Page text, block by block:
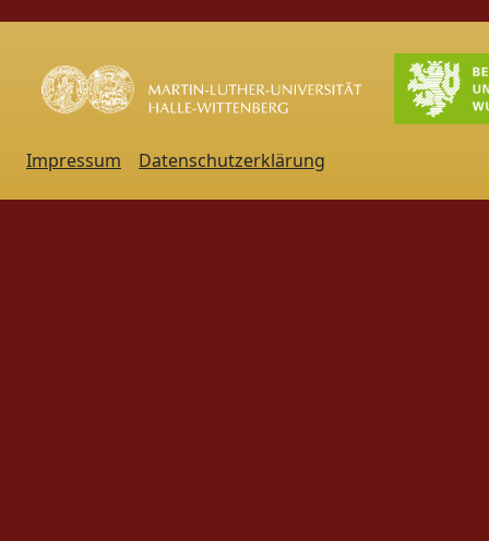
Impressum Datenschutzerklärung